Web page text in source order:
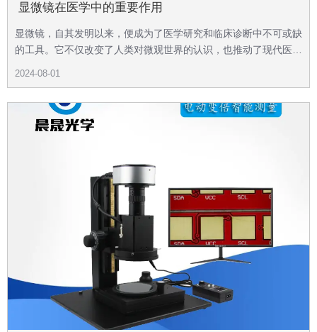
显微镜在医学中的重要作用
显微镜，自其发明以来，便成为了医学研究和临床诊断中不可或缺
的工具。它不仅改变了人类对微观世界的认识，也推动了现代医学
2024-08-01